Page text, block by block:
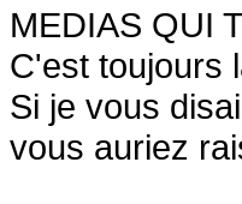
MEDIAS QUI
C'est toujours
Si je vous
vous auriez